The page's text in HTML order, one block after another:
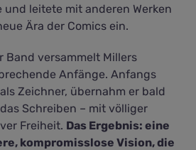
und leitete mit anderen Werken
Ära der Comics ein.
Band versammelt Millers
Anfänge. Anfangs
Zeichner, übernahm er bald
Schreiben – mit völliger
Freiheit. Das Ergebnis: eine
kompromisslose Vision, die